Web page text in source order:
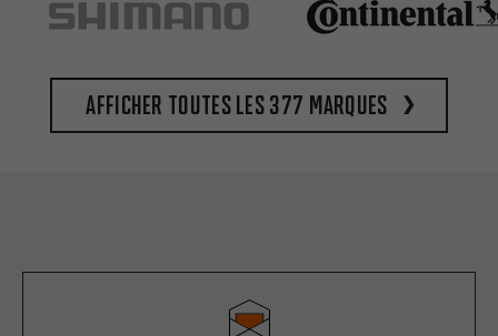
Afficher toutes les 377 marques